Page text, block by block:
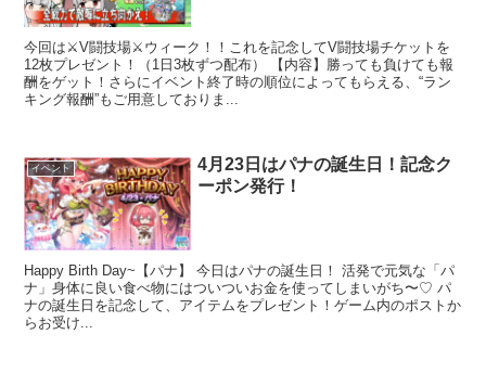
今回は⚔️V闘技場⚔️ウィーク！！これを記念してV闘技場チケットを
12枚プレゼント！（1日3枚ずつ配布） 【内容】勝っても負けても報
酬をゲット！さらにイベント終了時の順位によってもらえる、“ラン
キング報酬”もご用意しておりま...
イベント
4月23日はパナの誕生日！記念ク
ーポン発行！
Happy Birth Day~【パナ】 今日はパナの誕生日！ 活発で元気な「パ
ナ」身体に良い食べ物にはついついお金を使ってしまいがち〜♡ パ
ナの誕生日を記念して、アイテムをプレゼント！ゲーム内のポストか
らお受け...